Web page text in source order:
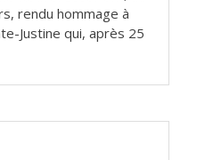
rendu hommage à
Justine qui, après 25